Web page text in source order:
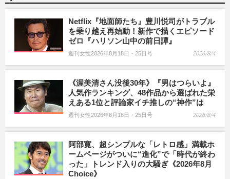
Netflix『地面師たち』豊川悦司がトラブル
を乗り越え再始動！新作で描くエピソード
ゼロ『ハリソン山中の前日譚』
週刊女性2026年8月18日・25日号 2026/8/4
《渥美清さん没後30年》『男はつらいよ』
人気作ランキング、48作品から選ばれた栄
えある1位と評論家イチ推しの“神作”は
週刊女性2026年8月18日・25日号 2026/8/4
阿部寛、超シンプルな「レトロ感」満載ホ
ームページがついに“進化”で「時代が終わ
った」トレンド入りの大騒ぎ《2026年8月
Choice》